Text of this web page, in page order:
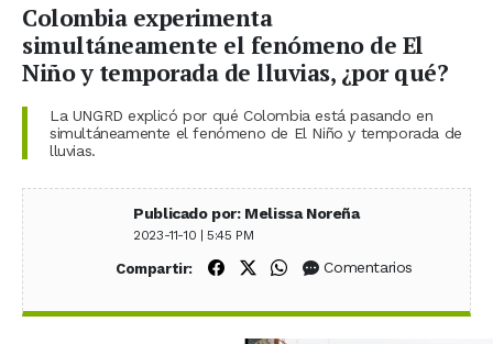
Colombia experimenta
simultáneamente el fenómeno de El
Niño y temporada de lluvias, ¿por qué?
La UNGRD explicó por qué Colombia está pasando en
simultáneamente el fenómeno de El Niño y temporada de
lluvias.
Publicado por: Melissa Noreña
2023-11-10 | 5:45 PM
Compartir: Compartir en Facebook
Compartir en X (Twitter)
Compartir en WhatsApp
Comentarios